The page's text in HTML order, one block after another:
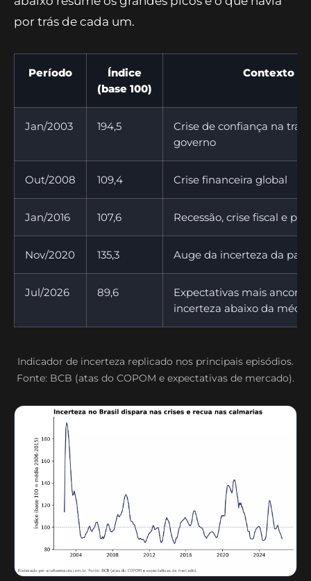
por trás de cada um.
Período
Índice
(base 100)
Contexto
Jan/2003 194,5
Crise de confiança na
governo
Out/2008 109,4 Crise financeira global
Jan/2016 107,6 Recessão, crise fiscal e
Nov/2020 135,3 Auge da incerteza da
Jul/2026 89,6
Expectativas mais
incerteza abaixo da média
Indicador de incerteza replicado nos principais episódios.
Fonte: BCB (atas do COPOM e expectativas de mercado).